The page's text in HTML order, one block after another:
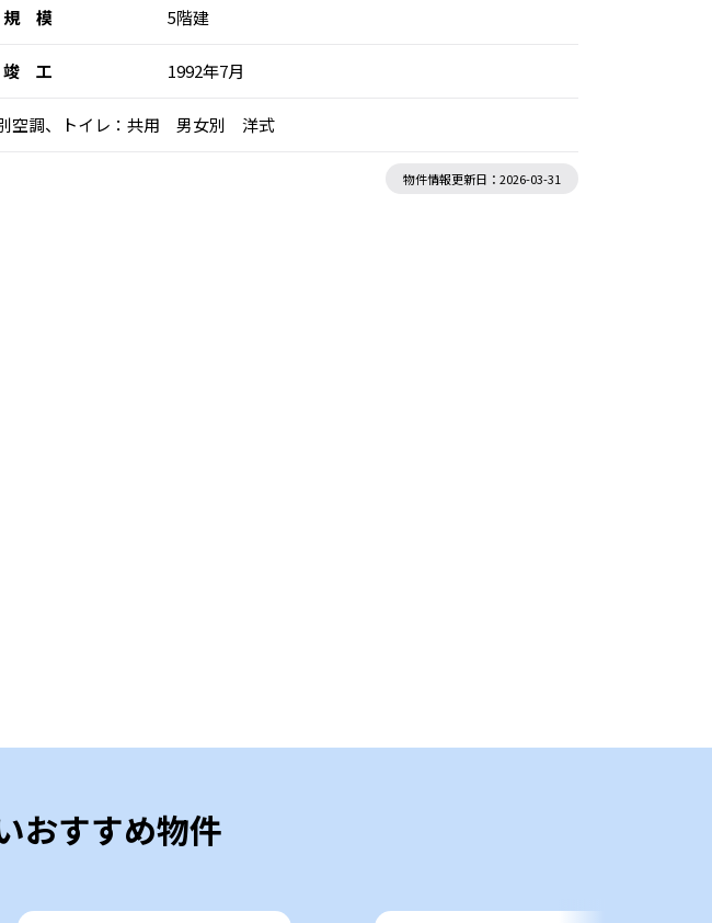
規 模 5階建
竣 工 1992年7月
別空調、トイレ：共用 男女別 洋式
物件情報更新日：2026-03-31
おすすめ物件